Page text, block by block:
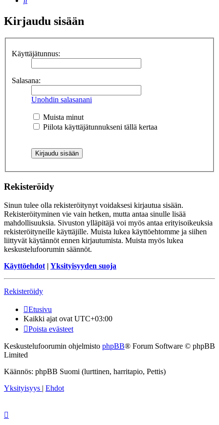
Kirjaudu sisään
Käyttäjätunnus:
Salasana:
Unohdin salasanani
Muista minut
Piilota käyttäjätunnukseni tällä kertaa
Rekisteröidy
Sinun tulee olla rekisteröitynyt voidaksesi kirjautua sisään.
Rekisteröityminen vie vain hetken, mutta antaa sinulle lisää
mahdollisuuksia. Sivuston ylläpitäjä voi myös antaa erityisoikeuksia
rekisteröityneille käyttäjille. Muista lukea käyttöehtomme ja siihen
liittyvät käytännöt ennen kirjautumista. Muista myös lukea
keskustelufoorumin säännöt.
Käyttöehdot | Yksityisyyden suoja
Rekisteröidy
Etusivu
Kaikki ajat ovat UTC+03:00
Poista evästeet
Keskustelufoorumin ohjelmisto phpBB® Forum Software © phpBB
Limited
Käännös: phpBB Suomi (lurttinen, harritapio, Pettis)
Yksityisyys | Ehdot